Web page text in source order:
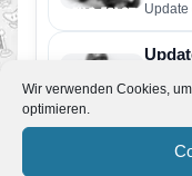
Wir verwenden Cookies,
optimieren.
Update
im
Wir
Die